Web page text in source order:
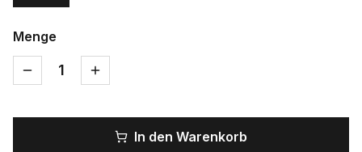
Menge
1
In den Warenkorb